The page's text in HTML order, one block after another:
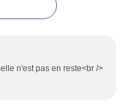
n'est pas en reste<br />